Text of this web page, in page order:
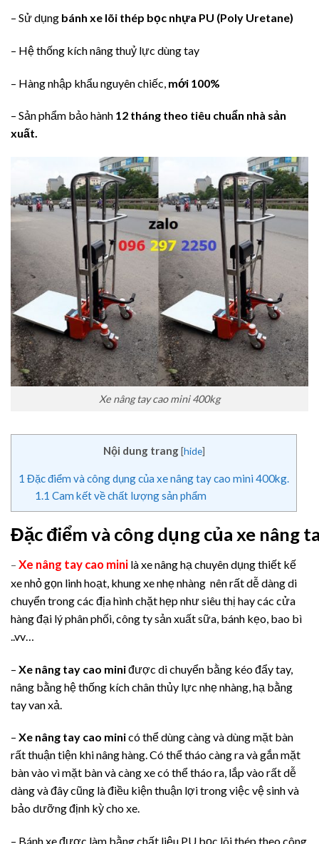
– Sử dụng bánh xe lõi thép bọc nhựa PU (Poly Uretane)
– Hệ thống kích nâng thuỷ lực dùng tay
– Hàng nhập khẩu nguyên chiếc, mới 100%
– Sản phẩm bảo hành 12 tháng theo tiêu chuẩn nhà sản
xuất.
Xe nâng tay cao mini 400kg
Nội dung trang [hide]
1 Đặc điểm và công dụng của xe nâng tay cao mini 400kg.
1.1 Cam kết về chất lượng sản phẩm
Đặc điểm và công dụng của xe nâng
– Xe nâng tay cao mini là xe nâng hạ chuyên dụng thiết kế
xe nhỏ gọn linh hoạt, khung xe nhẹ nhàng nên rất dễ dàng di
chuyển trong các địa hình chặt hẹp như siêu thị hay các cửa
hàng đại lý phân phối, công ty sản xuất sữa, bánh kẹo, bao bì
..vv…
– Xe nâng tay cao miniđược di chuyển bằng kéo đẩy tay,
nâng bằng hệ thống kích chân thủy lực nhẹ nhàng, hạ bằng
tay van xả.
– Xe nâng tay cao minicó thể dùng càng và dùng mặt bàn
rất thuận tiện khi nâng hàng. Có thể tháo càng ra và gắn mặt
bàn vào vì mặt bàn và càng xe có thể tháo ra, lắp vào rất dễ
dàng và đây cũng là điều kiện thuận lợi trong việc vệ sinh và
bảo dưỡng định kỳ cho xe.
– Bánh xe được làm bằng chất liệu PU bọc lõi thép theo công